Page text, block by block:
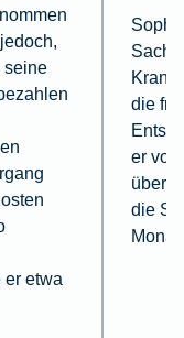
seine
er etwa
die
er vor
die